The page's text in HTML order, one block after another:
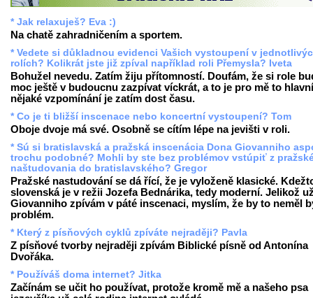
* Jak relaxuješ? Eva :)
Na chatě zahradničením a sportem.
* Vedete si důkladnou evidenci Vašich vystoupení v
rolích? Kolikrát jste již zpíval například roli Přemysla? Iveta
Bohužel nevedu. Zatím žiju přítomností. Doufám, že si role
moc ještě v budoucnu zazpívat víckrát, a to je pro mě to
nějaké vzpomínání je zatím dost času.
* Co je ti bližší inscenace nebo koncertní vystoupení? Tom
Oboje dvoje má své. Osobně se cítím lépe na jevišti v roli.
* Sú si bratislavská a pražská inscenácia Dona Giovanniho
trochu podobné? Mohli by ste bez problémov vstúpiť z
naštudovania do bratislavského? Gregor
Pražské nastudování se dá řící, že je vyloženě klasické.
slovenská je v režii Jozefa Bednárika, tedy moderní. Jelikož
Giovanniho zpívám v páté inscenaci, myslím, že by to neměl
problém.
* Který z písňových cyklů zpíváte nejraději? Pavla
Z písňové tvorby nejraději zpívám Biblické písně od Antonína
Dvořáka.
* Používáš doma internet? Jitka
Začínám se učit ho používat, protože kromě mě a našeho psa